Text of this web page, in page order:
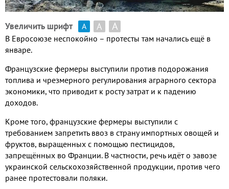
Увеличить шрифт А А А
В Евросоюзе неспокойно – протесты там начались ещё в
январе.
Французские фермеры выступили против подорожания
топлива и чрезмерного регулирования аграрного сектора
экономики, что приводит к росту затрат и к падению
доходов.
Кроме того, французские фермеры выступили с
требованием запретить ввоз в страну импортных овощей и
фруктов, выращенных с помощью пестицидов,
запрещённых во Франции. В частности, речь идёт о завозе
украинской сельскохозяйственной продукции, против чего
ранее протестовали поляки.